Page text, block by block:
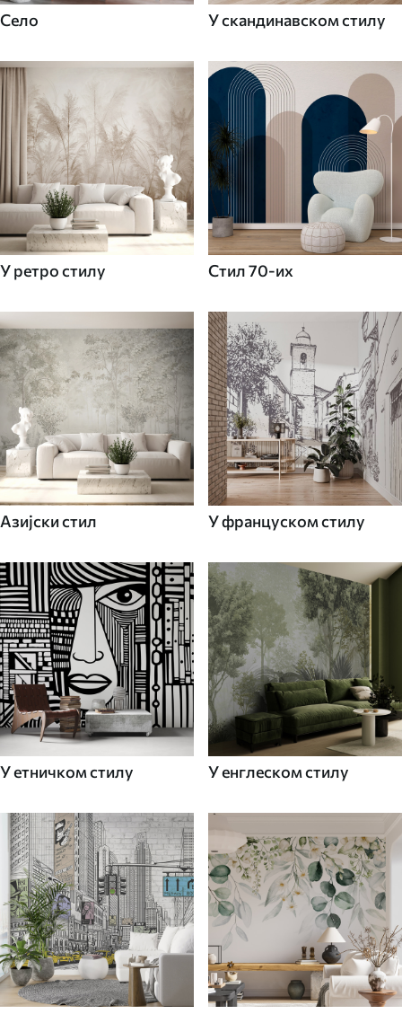
Село У скандинавском стилу
У ретро стилу Стил 70-их
Азијски стил У француском стилу
У етничком стилу У енглеском стилу